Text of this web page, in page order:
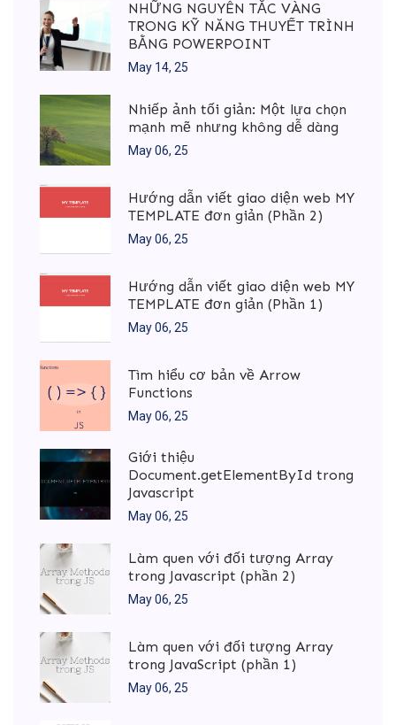
NHỮNG NGUYÊN TẮC VÀNG
TRONG KỸ NĂNG THUYẾT TRÌNH
BẰNG POWERPOINT
May 14, 25
Nhiếp ảnh tối giản: Một lựa chọn
mạnh mẽ nhưng không dễ dàng
May 06, 25
Hướng dẫn viết giao diện web MY
TEMPLATE đơn giản (Phần 2)
May 06, 25
Hướng dẫn viết giao diện web MY
TEMPLATE đơn giản (Phần 1)
May 06, 25
Tìm hiểu cơ bản về Arrow
Functions
May 06, 25
Giới thiệu
Document.getElementById trong
Javascript
May 06, 25
Làm quen với đối tượng Array
trong Javascript (phần 2)
May 06, 25
Làm quen với đối tượng Array
trong JavaScript (phần 1)
May 06, 25